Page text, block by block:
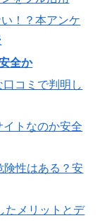
！？本アンケ
全か
コミで判明し
トなのか安全
険性はある？安
たメリットとデ